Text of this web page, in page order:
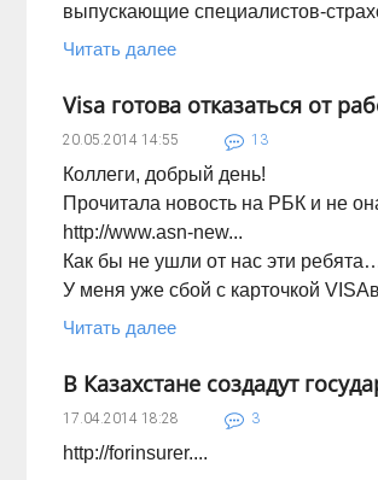
выпускающие специалистов-
Читать далее
Visa готова отказаться от
20.05.2014 14:55 13
Коллеги, добрый день!
Прочитала новость на РБК и не
http://www.asn-new...
Как бы не ушли от нас эти
У меня уже сбой с карточкой
Читать далее
В Казахстане создадут
17.04.2014 18:28 3
http://forinsurer....